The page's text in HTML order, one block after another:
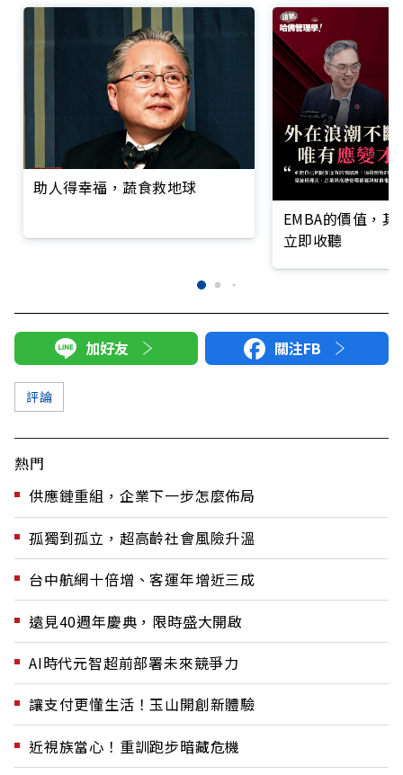
助人得幸福，蔬食救地球
EMBA的價值，
立即收聽
加好友 關注FB
評論
熱門
供應鏈重組，企業下一步怎麼佈局
孤獨到孤立，超高齡社會風險升溫
台中航網十倍增、客運年增近三成
遠見40週年慶典，限時盛大開啟
AI時代元智超前部署未來競爭力
讓支付更懂生活！玉山開創新體驗
近視族當心！重訓跑步暗藏危機